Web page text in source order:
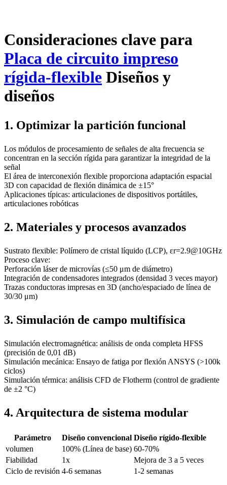
Consideraciones clave para
Placa de circuito impreso
rígida-flexible Diseños y
diseños
1. Optimizar la partición funcional
Los módulos de procesamiento de señales de alta frecuencia se
concentran en la sección rígida para garantizar la integridad de la
señal
El área de interconexión flexible proporciona adaptación espacial
3D con capacidad de flexión dinámica de ±15°
Aplicaciones típicas: articulaciones de dispositivos portátiles,
articulaciones robóticas
2. Materiales y procesos avanzados
Sustrato flexible: Polímero de cristal líquido (LCP), εr=2.9@10GHz
Proceso clave:
Perforación láser de microvías (≤50 μm de diámetro)
Integración de condensadores integrados (densidad 3 veces mayor)
Trazas conductoras impresas en 3D (ancho/espaciado de línea de
30/30 μm)
3. Simulación de campo multifísica
Simulación electromagnética: análisis de onda completa HFSS
(precisión de 0,01 dB)
Simulación mecánica: Ensayo de fatiga por flexión ANSYS (>100k
ciclos)
Simulación térmica: análisis CFD de Flotherm (control de gradiente
de ±2 °C)
4. Arquitectura de sistema modular
Parámetro Diseño convencional Diseño rígido-flexible
volumen
100% (Línea de base) 60-70%
Fiabilidad
1x
Mejora de 3 a 5 veces
Ciclo de revisión 4-6 semanas 1-2 semanas